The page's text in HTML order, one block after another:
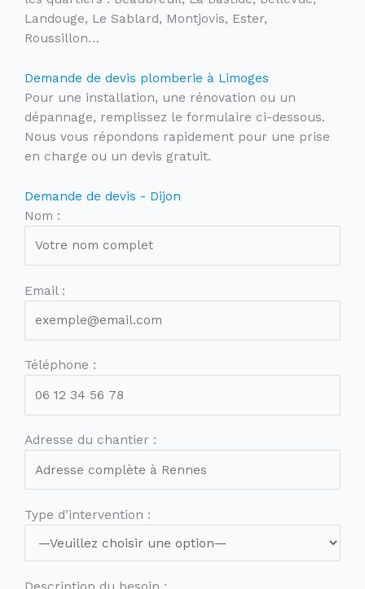
Landouge, Le Sablard, Montjovis, Ester,
Roussillon…
Demande de devis plomberie à Limoges
Pour une installation, une rénovation ou un
dépannage, remplissez le formulaire ci-dessous.
Nous vous répondons rapidement pour une prise
en charge ou un devis gratuit.
Demande de devis - Dijon
Nom :
Email :
Téléphone :
Adresse du chantier :
Type d’intervention :